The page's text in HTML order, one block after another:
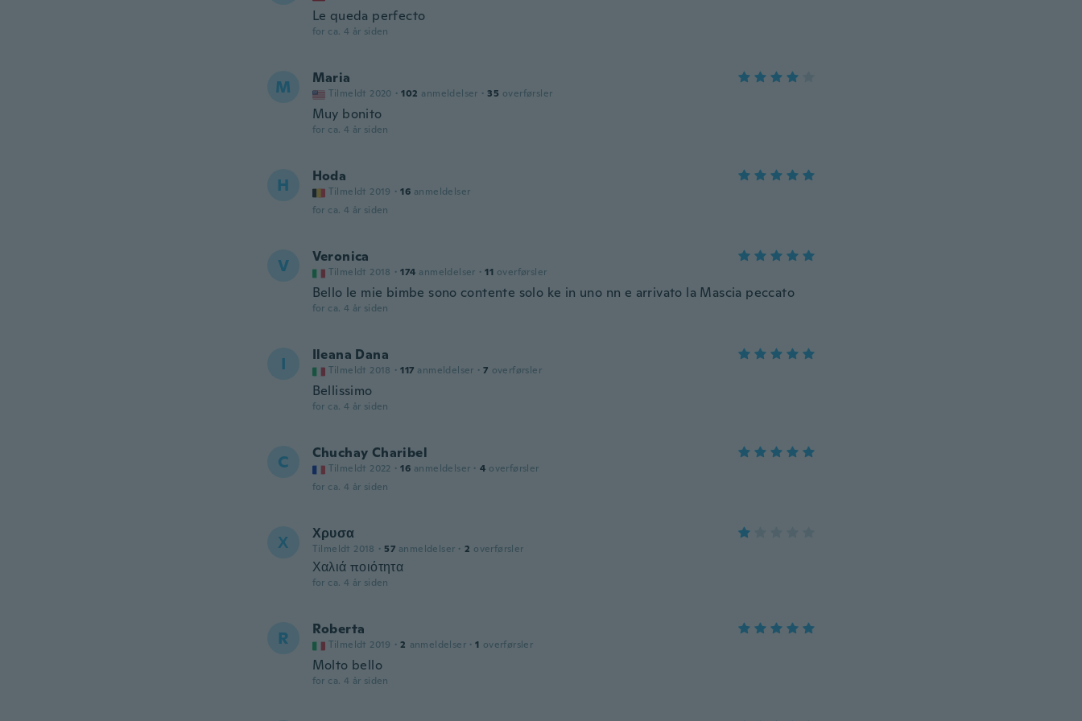
Le queda perfecto
for ca. 4 år siden
M Maria
Tilmeldt 2020 · 102 anmeldelser · 35 overførsler
Muy bonito
for ca. 4 år siden
H Hoda
Tilmeldt 2019 · 16 anmeldelser
for ca. 4 år siden
V Veronica
Tilmeldt 2018 · 174 anmeldelser · 11 overførsler
Bello le mie bimbe sono contente solo ke in uno nn e arrivato la Mascia peccato
for ca. 4 år siden
I Ileana Dana
Tilmeldt 2018 · 117 anmeldelser · 7 overførsler
Bellissimo
for ca. 4 år siden
C Chuchay Charibel
Tilmeldt 2022 · 16 anmeldelser · 4 overførsler
for ca. 4 år siden
Χ Χρυσα
Tilmeldt 2018 · 57 anmeldelser · 2 overførsler
Χαλιά ποιότητα
for ca. 4 år siden
R Roberta
Tilmeldt 2019 · 2 anmeldelser · 1 overførsler
Molto bello
for ca. 4 år siden